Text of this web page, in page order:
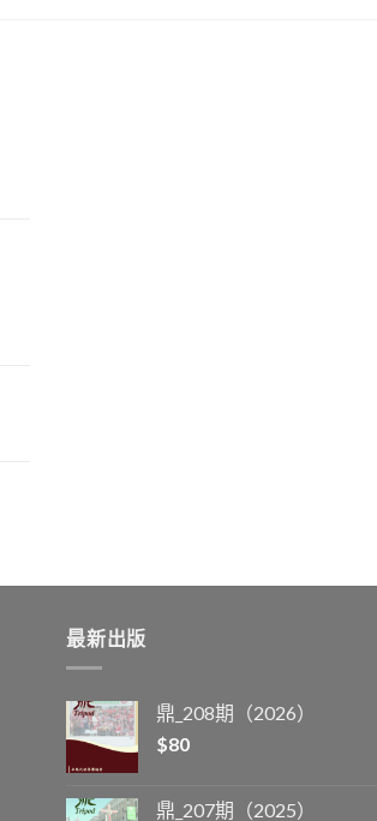
最新出版
鼎_208期（2026）
$80
鼎_207期（2025）